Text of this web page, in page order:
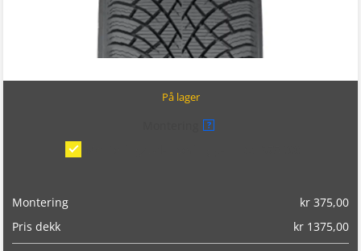
På lager
?
Montering kr375,00
Pris dekk
kr1375,00